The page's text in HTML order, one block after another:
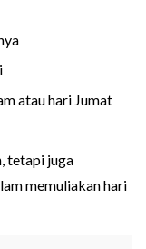
atau hari Jumat
tetapi juga
memuliakan hari